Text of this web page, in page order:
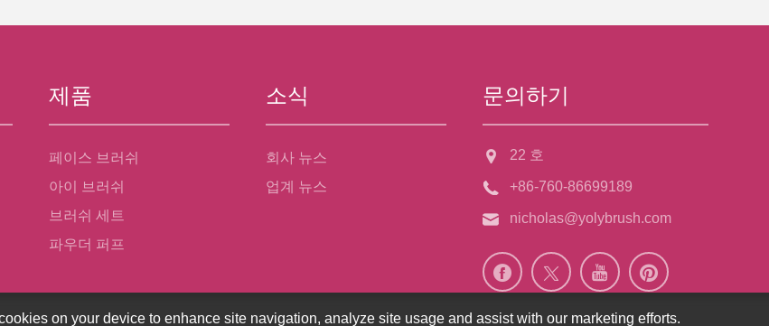
제품
페이스 브러쉬
아이 브러쉬
브러쉬 세트
파우더 퍼프
소식
회사 뉴스
업계 뉴스
문의하기
22 호
+86-760-86699189
nicholas@yolybrush.com
on your device to enhance site navigation, analyze site usage and assist with our marketing efforts.